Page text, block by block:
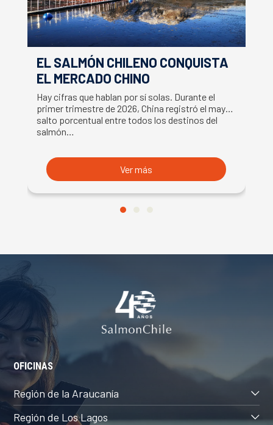
EL SALMÓN CHILENO CONQUISTA
EL MERCADO CHINO
Hay cifras que hablan por sí solas. Durante el
primer trimestre de 2026, China registró el mayor
salto porcentual entre todos los destinos del
salmón…
Ver más
OFICINAS
Región de la Araucanía
Región de Los Lagos